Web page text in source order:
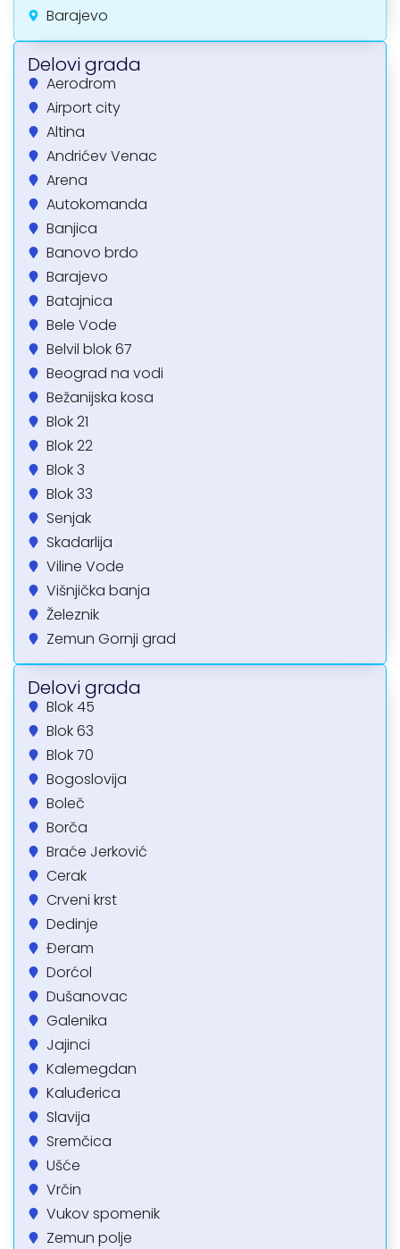
Barajevo
Delovi grada
Aerodrom
Airport city
Altina
Andrićev Venac
Arena
Autokomanda
Banjica
Banovo brdo
Barajevo
Batajnica
Bele Vode
Belvil blok 67
Beograd na vodi
Bežanijska kosa
Blok 21
Blok 22
Blok 3
Blok 33
Senjak
Skadarlija
Viline Vode
Višnjička banja
Železnik
Zemun Gornji grad
Delovi grada
Blok 45
Blok 63
Blok 70
Bogoslovija
Boleč
Borča
Braće Jerković
Cerak
Crveni krst
Dedinje
Đeram
Dorćol
Dušanovac
Galenika
Jajinci
Kalemegdan
Kaluđerica
Slavija
Sremčica
Ušće
Vrčin
Vukov spomenik
Zemun polje